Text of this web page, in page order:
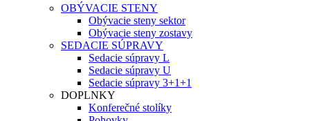
OBÝVACIE STENY
Obývacie steny sektor
Obývacie steny zostavy
SEDACIE SÚPRAVY
Sedacie súpravy L
Sedacie súpravy U
Sedacie súpravy 3+1+1
DOPLNKY
Konferečné stolíky